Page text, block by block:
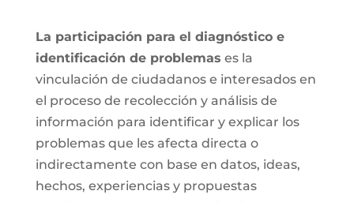
La participación para el diagnóstico e
identificación de problemas es la
vinculación de ciudadanos e interesados en
el proceso de recolección y análisis de
información para identificar y explicar los
problemas que les afecta directa o
indirectamente con base en datos, ideas,
hechos, experiencias y propuestas